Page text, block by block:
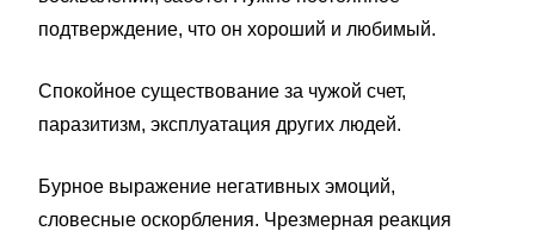
подтверждение, что он хороший и любимый.
Спокойное существование за чужой счет,
паразитизм, эксплуатация других людей.
Бурное выражение негативных эмоций,
словесные оскорбления. Чрезмерная реакция